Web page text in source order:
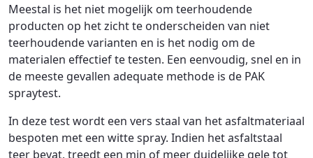
Meestal is het niet mogelijk om teerhoudende
producten op het zicht te onderscheiden van niet
teerhoudende varianten en is het nodig om de
materialen effectief te testen. Een eenvoudig, snel en in
de meeste gevallen adequate methode is de PAK
spraytest.
In deze test wordt een vers staal van het asfaltmateriaal
bespoten met een witte spray. Indien het asfaltstaal
teer bevat, treedt een min of meer duidelijke gele tot